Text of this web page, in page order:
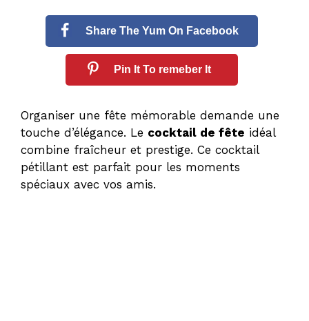
Share The Yum On Facebook
Pin It To remeber It
Organiser une fête mémorable demande une
touche d’élégance. Le cocktail de fête idéal
combine fraîcheur et prestige. Ce cocktail
pétillant est parfait pour les moments
spéciaux avec vos amis.